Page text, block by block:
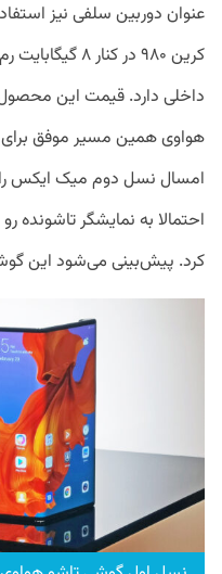
عنوان دوربین سلفی نیز
هواوی همین مسیر موفق برای
احتمالا به نمایشگر
کرد. پیش‌بینی می‌شود این گوشی ۲۴۰۰ دلار قیمت داشته